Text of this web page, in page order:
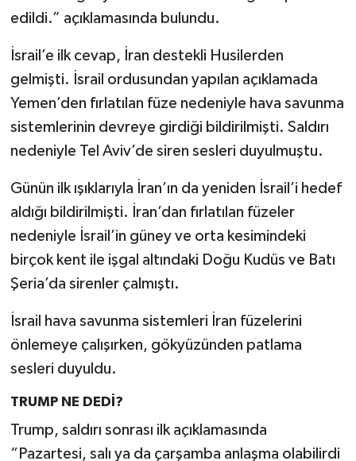
edildi.” açıklamasında bulundu.
İsrail’e ilk cevap, İran destekli Husilerden
gelmişti. İsrail ordusundan yapılan açıklamada
Yemen’den fırlatılan füze nedeniyle hava savunma
sistemlerinin devreye girdiği bildirilmişti. Saldırı
nedeniyle Tel Aviv’de siren sesleri duyulmuştu.
Günün ilk ışıklarıyla İran’ın da yeniden İsrail’i hedef
aldığı bildirilmişti. İran’dan fırlatılan füzeler
nedeniyle İsrail’in güney ve orta kesimindeki
birçok kent ile işgal altındaki Doğu Kudüs ve Batı
Şeria’da sirenler çalmıştı.
İsrail hava savunma sistemleri İran füzelerini
önlemeye çalışırken, gökyüzünden patlama
sesleri duyuldu.
TRUMP NE DEDİ?
Trump, saldırı sonrası ilk açıklamasında
“Pazartesi, salı ya da çarşamba anlaşma olabilirdi